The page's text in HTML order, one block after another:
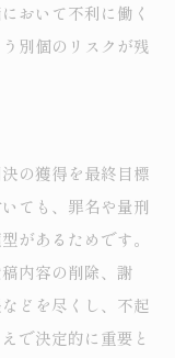
おいて不利に働く
別個のリスクが残
の獲得を最終目標
ても、罪名や量刑
があるためです。
内容の削除、謝
どを尽くし、不起
で決定的に重要と